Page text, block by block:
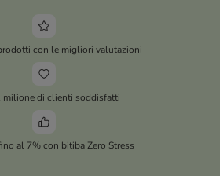
con le migliori valutazioni
milione di clienti soddisfatti
al 7% con bitiba Zero Stress